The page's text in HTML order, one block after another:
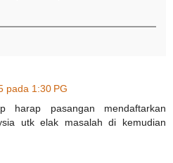
pada 1:30 PG
harap pasangan mendaftarkan
utk elak masalah di kemudian